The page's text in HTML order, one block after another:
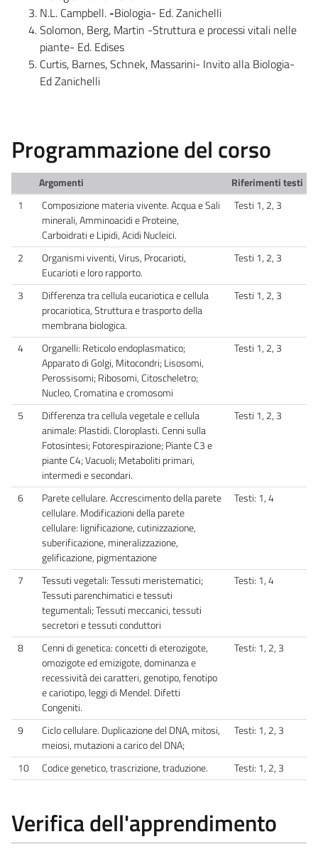
N.L. Campbell. -Biologia- Ed. Zanichelli
Solomon, Berg, Martin -Struttura e processi vitali nelle
piante- Ed. Edises
Curtis, Barnes, Schnek, Massarini- Invito alla Biologia-
Ed Zanichelli
Programmazione del corso
Argomenti
Riferimenti testi
1
Composizione materia vivente. Acqua e Sali
minerali, Amminoacidi e Proteine,
Carboidrati e Lipidi, Acidi Nucleici.
Testi 1, 2, 3
2
Organismi viventi, Virus, Procarioti,
Eucarioti e loro rapporto.
Testi 1, 2, 3
3
Differenza tra cellula eucariotica e cellula
procariotica, Struttura e trasporto della
membrana biologica.
Testi 1, 2, 3
4
Organelli: Reticolo endoplasmatico;
Apparato di Golgi, Mitocondri; Lisosomi,
Perossisomi; Ribosomi, Citoscheletro;
Nucleo, Cromatina e cromosomi
Testi 1, 2, 3
5
Differenza tra cellula vegetale e cellula
animale: Plastidi. Cloroplasti. Cenni sulla
Fotosintesi; Fotorespirazione; Piante C3 e
piante C4; Vacuoli; Metaboliti primari,
intermedi e secondari.
Testi 1, 2, 3
6
Parete cellulare. Accrescimento della parete
cellulare. Modificazioni della parete
cellulare: lignificazione, cutinizzazione,
suberificazione, mineralizzazione,
gelificazione, pigmentazione
Testi: 1, 4
7
Tessuti vegetali: Tessuti meristematici;
Tessuti parenchimatici e tessuti
tegumentali; Tessuti meccanici, tessuti
secretori e tessuti conduttori
Testi: 1, 4
8
Cenni di genetica: concetti di eterozigote,
omozigote ed emizigote, dominanza e
recessività dei caratteri, genotipo, fenotipo
e cariotipo, leggi di Mendel. Difetti
Congeniti.
Testi: 1, 2, 3
9
Ciclo cellulare. Duplicazione del DNA, mitosi,
meiosi, mutazioni a carico del DNA;
Testi: 1, 2, 3
10 Codice genetico, trascrizione, traduzione. Testi: 1, 2, 3
Verifica dell'apprendimento